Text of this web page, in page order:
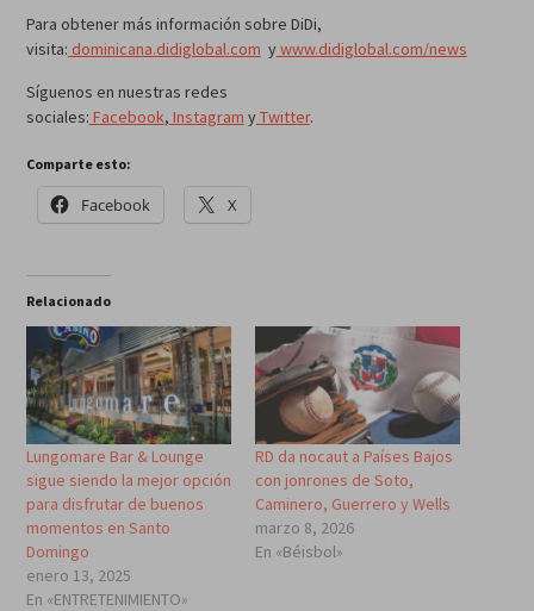
Para obtener más información sobre DiDi,
visita: dominicana.didiglobal.com ywww.didiglobal.com/news
Síguenos en nuestras redes
sociales: Facebook, Instagram yTwitter.
Comparte esto:
Facebook X
Relacionado
Lungomare Bar & Lounge
sigue siendo la mejor opción
para disfrutar de buenos
momentos en Santo
Domingo
enero 13, 2025
En «ENTRETENIMIENTO»
RD da nocaut a Países Bajos
con jonrones de Soto,
Caminero, Guerrero y Wells
marzo 8, 2026
En «Béisbol»